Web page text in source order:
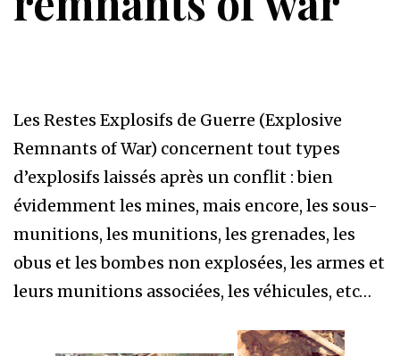
Les Restes Explosifs de Guerre (Explosive
Remnants of War) concernent tout types
d’explosifs laissés après un conflit : bien
évidemment les mines, mais encore, les sous-
munitions, les munitions, les grenades, les
obus et les bombes non explosées, les armes et
leurs munitions associées, les véhicules, etc…